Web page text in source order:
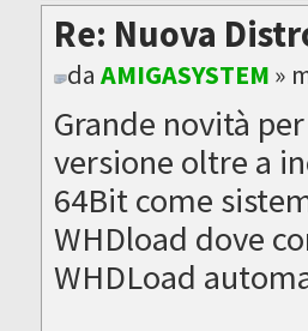
Re: Nuova
daAMIGASYSTEM »
Grande novità
versione oltre a
64Bit come
WHDload dove
WHDLoad